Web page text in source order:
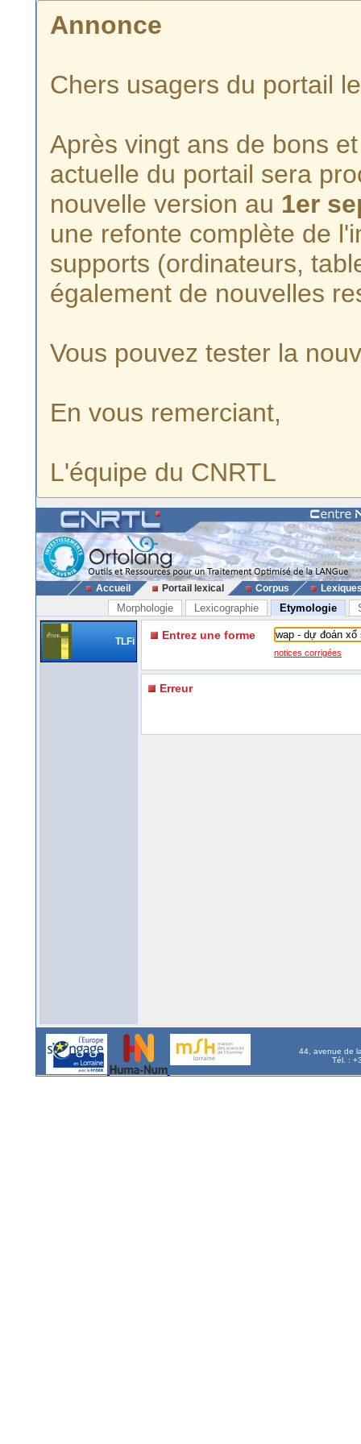
Annonce
Chers usagers du portail
Après vingt ans de bons
actuelle du portail sera
nouvelle version au 1er
une refonte complète de
supports (ordinateurs,
également de nouvelles
Vous pouvez tester la
En vous remerciant,
L'équipe du CNRTL
Accueil Portail lexical Corpus
Morphologie Lexicographie Etymologie
TLFi Entrez une forme
notices corrigées
Erreur
44, avenue de
Tél. :